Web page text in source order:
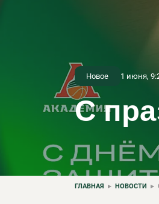
Новое 1 июня,
С
ГЛАВНАЯ ▸ НОВОСТИ ▸